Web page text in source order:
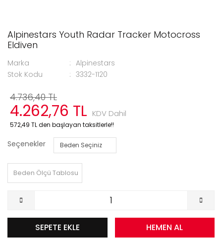
Alpinestars Youth Radar Tracker Motocross
Eldiven
Marka
Alpinestars
Stok Kodu
3332-1120
4.736,40 TL
4.262,76 TL KDV Dahil
572,49 TL den başlayan taksitlerle!!
Seçenekler
Beden Ölçü Tablosu
SEPETE EKLE HEMEN AL